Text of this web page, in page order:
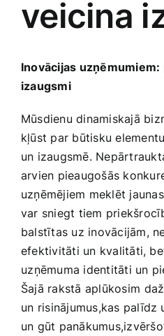
Medicīnas preces
Pakalpojumi
Pārtikas preces
Preces birojam
Preces pieaugušajiem
Rotaļlietas, bērnu preces
Smaržas, kosmētika
veicina
Inovācijas
izaugsmi
Mūsdienu dinamiskajā
kļūst par būtisku
un izaugsmē.
arvien pieaugošās
uzņēmējiem meklēt
var ‍sniegt tiem
balstītas uz inovācijām,⁣
efektivitāti un kvalitāti,
⁣uzņēmuma identitāti un
Šajā rakstā​ aplūkosim⁢
un ⁤risinājumus,kas palīdz
un gūt